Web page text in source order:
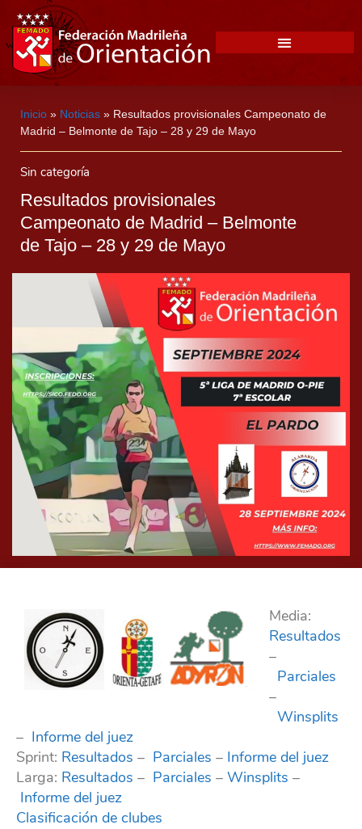
Inicio » Noticias » Resultados provisionales Campeonato de
Madrid – Belmonte de Tajo – 28 y 29 de Mayo
Sin categoría
Resultados provisionales
Campeonato de Madrid – Belmonte
de Tajo – 28 y 29 de Mayo
Media:
Resultados
–
Parciales
–
Winsplits
– Informe del juez
Sprint: Resultados – Parciales – Informe del juez
Larga: Resultados – Parciales – Winsplits –
Informe del juez
Clasificación de clubes